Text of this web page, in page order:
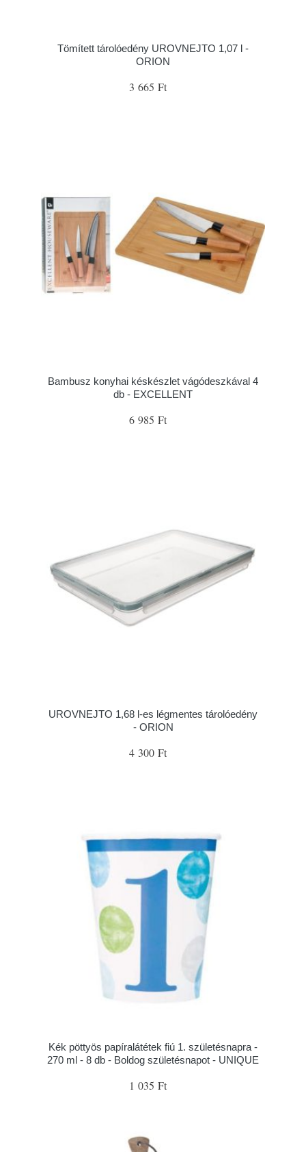
Tömített tárolóedény UROVNEJTO 1,07 l -
ORION
3 665 Ft
Bambusz konyhai késkészlet vágódeszkával 4
db - EXCELLENT
6 985 Ft
UROVNEJTO 1,68 l-es légmentes tárolóedény
- ORION
4 300 Ft
Kék pöttyös papíralátétek fiú 1. születésnapra -
270 ml - 8 db - Boldog születésnapot - UNIQUE
1 035 Ft